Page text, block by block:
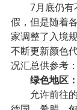
7月底仍
假，但是随着
家调整了入境
不断更新颜色
况汇总供参考：
绿色地区：
允许前往